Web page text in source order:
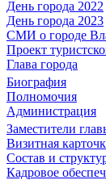
День города 2022
День города 2023
СМИ о городе
Проект
Глава города
Биография
Полномочия
Администрация
Заместители
Визитная
Состав и
Кадровое